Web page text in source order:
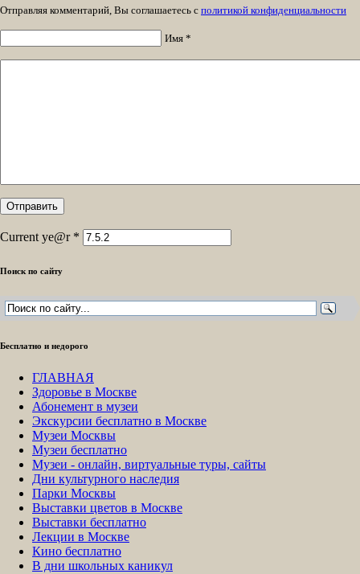
Отправляя комментарий, Вы соглашаетесь с политикой конфиденциальности
Имя *
Current ye@r *
Поиск по сайту
Бесплатно и недорого
ГЛАВНАЯ
Здоровье в Москве
Абонемент в музеи
Экскурсии бесплатно в Москве
Музеи Москвы
Музеи бесплатно
Музеи - онлайн, виртуальные туры, сайты
Дни культурного наследия
Парки Москвы
Выставки цветов в Москве
Выставки бесплатно
Лекции в Москве
Кино бесплатно
В дни школьных каникул